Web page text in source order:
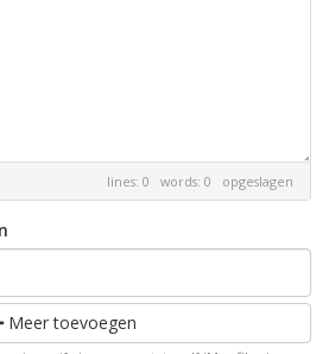
lines: 0 words: 0 opgeslagen
Meer toevoegen